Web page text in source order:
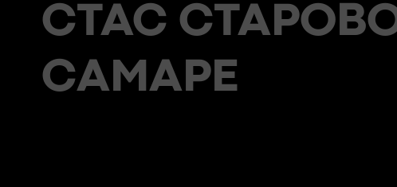
СТАС
САМАРЕ